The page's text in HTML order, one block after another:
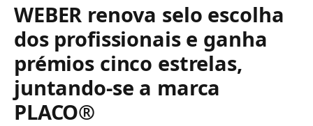
WEBER renova selo escolha
dos profissionais e ganha
prémios cinco estrelas,
juntando-se a marca
PLACO®